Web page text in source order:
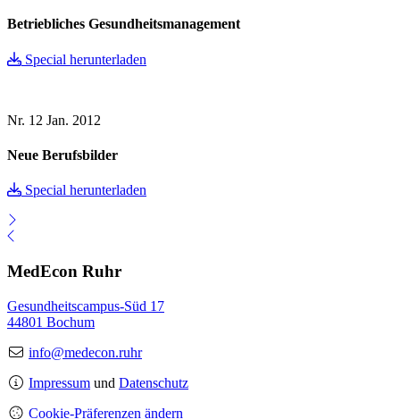
Betriebliches Gesundheitsmanagement
Special herunterladen
Nr. 12 Jan. 2012
Neue Berufsbilder
Special herunterladen
MedEcon Ruhr
Gesundheitscampus-Süd 17
44801 Bochum
info@medecon.ruhr
Impressum und Datenschutz
Cookie-Präferenzen ändern